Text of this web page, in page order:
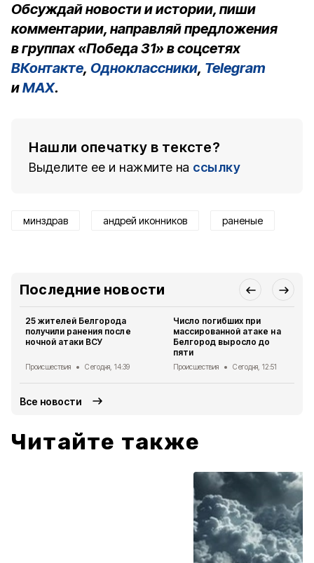
Обсуждай новости и истории, пиши
комментарии, направляй предложения
в группах «Победа 31» в соцсетях
ВКонтакте, Одноклассники, Telegram
иMAX.
Нашли опечатку в тексте?
Выделите ее и нажмите на ссылку
минздрав андрей иконников раненые
Последние новости
25 жителей Белгорода
получили ранения после
ночной атаки ВСУ
Происшествия Сегодня, 14:39
Число погибших при
массированной атаке на
Белгород выросло до
пяти
Происшествия Сегодня, 12:51
Все новости
Читайте также